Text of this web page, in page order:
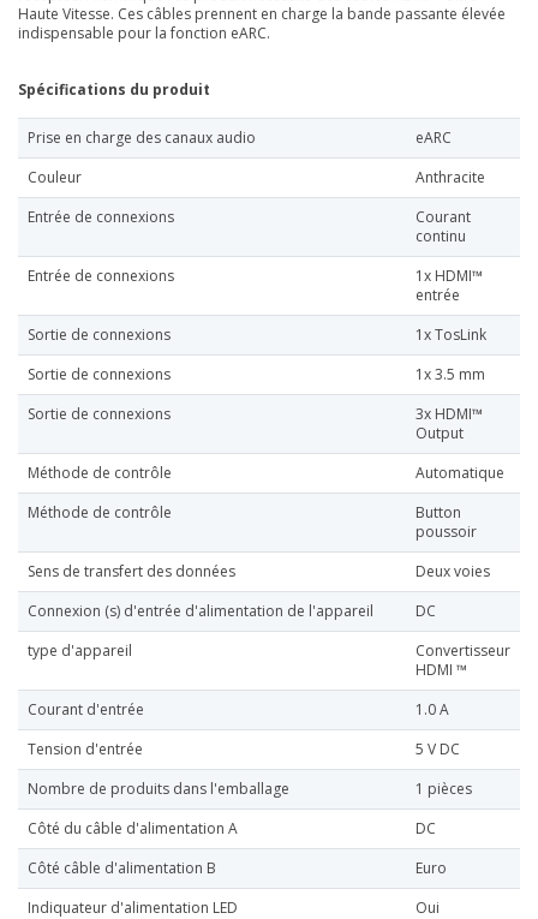
Haute Vitesse. Ces câbles prennent en charge la bande passante élevée
indispensable pour la fonction eARC.
Spécifications du produit
Prise en charge des canaux audio
eARC
Couleur
Anthracite
Entrée de connexions
Courant
continu
Entrée de connexions
1x HDMI™
entrée
Sortie de connexions
1x TosLink
Sortie de connexions
1x 3.5 mm
Sortie de connexions
3x HDMI™
Output
Méthode de contrôle
Automatique
Méthode de contrôle
Button
poussoir
Sens de transfert des données
Deux voies
Connexion (s) d'entrée d'alimentation de l'appareil
DC
type d'appareil
Convertisseur
HDMI ™
Courant d'entrée
1.0 A
Tension d'entrée
5 V DC
Nombre de produits dans l'emballage
1 pièces
Côté du câble d'alimentation A
DC
Côté câble d'alimentation B
Euro
Indiquateur d'alimentation LED
Oui